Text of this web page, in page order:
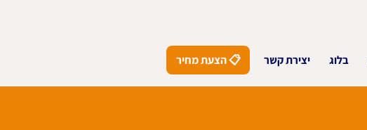
בלוג יצירת קשר 📋 הצעת מחיר